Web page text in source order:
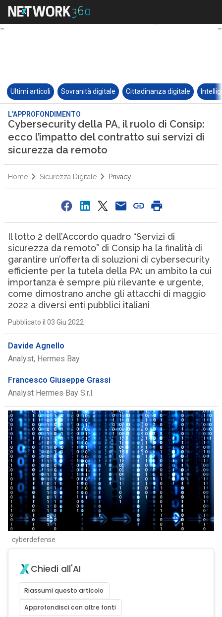
Ultimi articoli Sovranità digitale Cittadinanza digitale
L'APPROFONDIMENTO
Cybersecurity della PA, il ruolo di Consip:
ecco l’impatto del contratto sui servizi di
sicurezza da remoto
Home Sicurezza Digitale Privacy
Il lotto 2 dell’Accordo quadro “Servizi di
sicurezza da remoto” di Consip ha la finalità di
garantire un’offerta di soluzioni di cybersecurity
efficiente per la tutela della PA: un ambito la cui
importanza è sempre più rilevante e urgente,
come dimostrano anche gli attacchi di maggio
2022 a diversi enti pubblici italiani
Pubblicato il 03 Giu 2022
Davide Agnello
Analyst, Hermes Bay
Francesco Giuseppe Grassi
Analyst Hermes Bay S.r.l.
cyberdefense
Chiedi all'AI
Riassumi questo articolo
Approfondisci con altre fonti